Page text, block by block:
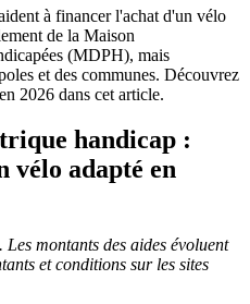
à financer l'achat d'un vélo
de la Maison
(MDPH), mais
et des communes. Découvrez
2026 dans cet article.
handicap :
vélo adapté en
montants des aides évoluent
et conditions sur les sites